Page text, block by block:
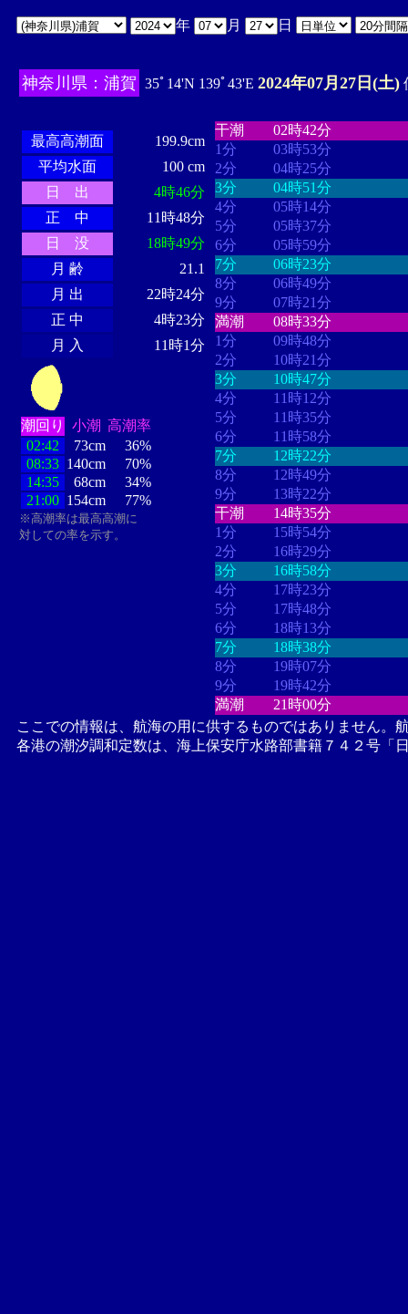
年 月 日
神奈川県：浦賀 35ﾟ14'N 139ﾟ43'E 2024年07月27日(土)
最高高潮面
199.9cm
平均水面
100 cm
日 出
4時46分
正 中
11時48分
日 没
18時49分
月 齢
21.1
月 出
22時24分
正 中
4時23分
月 入
11時1分
潮回り 小潮 高潮率
02:42
73cm
36%
08:33 140cm
70%
14:35
68cm
34%
21:00 154cm 77%
※高潮率は最高高潮に
対しての率を示す。
干潮
02時42分
1分
03時53分
2分
04時25分
3分
04時51分
4分
05時14分
5分
05時37分
6分
05時59分
7分
06時23分
8分
06時49分
9分
07時21分
満潮
08時33分
1分
09時48分
2分
10時21分
3分
10時47分
4分
11時12分
5分
11時35分
6分
11時58分
7分
12時22分
8分
12時49分
9分
13時22分
干潮
14時35分
1分
15時54分
2分
16時29分
3分
16時58分
4分
17時23分
5分
17時48分
6分
18時13分
7分
18時38分
8分
19時07分
9分
19時42分
満潮
21時00分
ここでの情報は、航海の用に供するものではありません。
各港の潮汐調和定数は、海上保安庁水路部書籍７４２号「